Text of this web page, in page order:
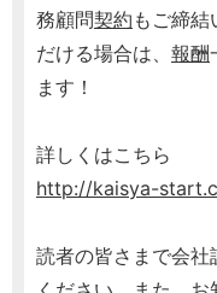
務顧問契約 もご締結
だける場合は、 報酬
ます！
詳しくはこちら
http://kaisya-
読者の皆さまで会